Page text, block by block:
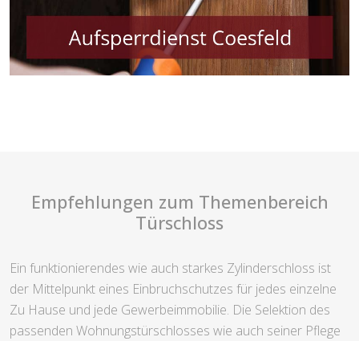
Empfehlungen zum Themenbereich
Türschloss
Ein funktionierendes wie auch starkes Zylinderschloss ist
der Mittelpunkt eines Einbruchschutzes für jedes einzelne
Zu Hause und jede Gewerbeimmobilie. Die Selektion des
passenden Wohnungstürschlosses wie auch seiner Pflege